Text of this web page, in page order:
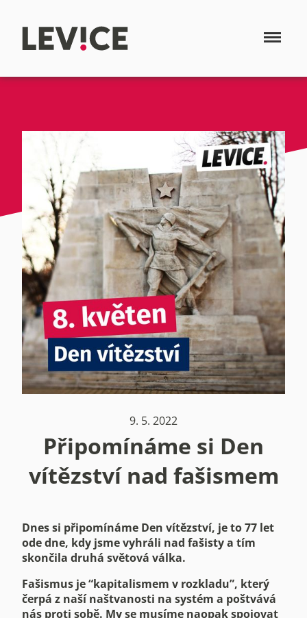
9. 5. 2022
Připomínáme si Den
vítězství nad fašismem
Dnes si připomínáme Den vítězství, je to 77 let
ode dne, kdy jsme vyhráli nad fašisty a tím
skončila druhá světová válka.
Fašismus je “kapitalismem v rozkladu”, který
čerpá z naší naštvanosti na systém a poštvává
nás proti sobě. My se musíme naopak spojovat